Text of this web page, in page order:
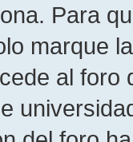
Para
marque
al foro